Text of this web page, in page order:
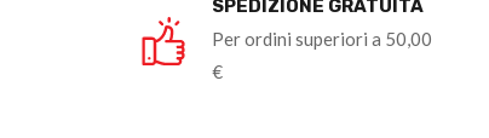
SPEDIZIONE GRATUITA
Per ordini superiori a 50,00
€